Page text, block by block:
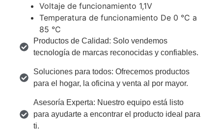
Voltaje de funcionamiento 1,1V
Temperatura de funcionamiento De 0 °C a
85 °C
Productos de Calidad: Solo vendemos
tecnología de marcas reconocidas y confiables.
Soluciones para todos: Ofrecemos productos
para el hogar, la oficina y venta al por mayor.
Asesoría Experta: Nuestro equipo está listo
para ayudarte a encontrar el producto ideal para
ti.